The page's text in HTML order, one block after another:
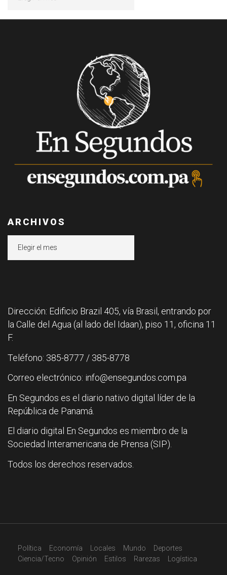
ARCHIVOS
Dirección: Edificio Brazil 405, vía Brasil, entrando por
la Calle del Agua (al lado del Idaan), piso 11, oficina 11
F.
Teléfono: 385-8777 / 385-8778
Correo electrónico: info@ensegundos.com.pa
En Segundos es el diario nativo digital líder de la
República de Panamá.
El diario digital En Segundos es miembro de la
Sociedad Interamericana de Prensa (SIP).
Todos los derechos reservados.
Política Economía Locales Mundo
Deportes
Ciencia/Tecno
Opinión Estilos Rarezas Logística